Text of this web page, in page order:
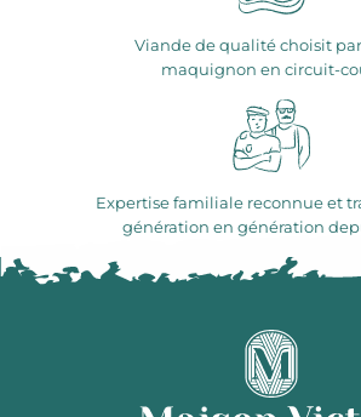
Viande de qualité choisit
maquignon en circuit-
Expertise familiale reconnue et
génération en génération